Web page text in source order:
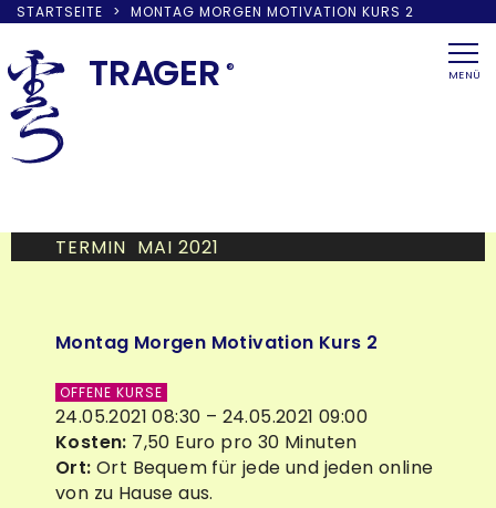
STARTSEITE > MONTAG MORGEN MOTIVATION KURS 2
to
content
TRAGER ® MENÜ
TERMIN MAI 2021
Montag Morgen Motivation Kurs 2
OFFENE KURSE
24.05.2021 08:30 – 24.05.2021 09:00
Kosten: 7,50 Euro pro 30 Minuten
Ort: Ort Bequem für jede und jeden online
von zu Hause aus.